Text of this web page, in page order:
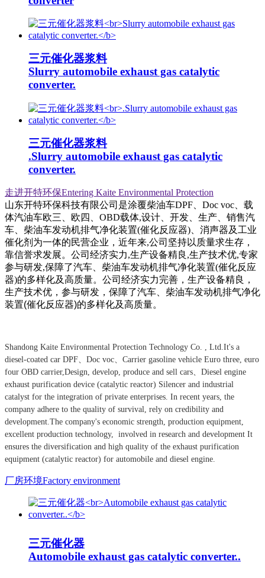
三元催化器浆料
Slurry automobile exhaust gas catalytic
converter.
三元催化器浆料
.Slurry automobile exhaust gas catalytic
converter.
走进开特环保Entering Kaite Environmental Protection
山东开特环保科技有限公司是涂覆柴油车DPF、Doc voc、载
体汽油车欧三、欧四、OBD载体,设计、开发、生产、销售汽
车、柴油车发动机排气净化装置(催化反应器)、消声器及工业
催化剂为一体的民营企业，近年来,公司坚持以质量求生存，
靠信誉求发展。公司经济实力,生产设备精良,生产技术优,专家
参与研发,保障了汽车、柴油车发动机排气净化装置(催化反应
器)的多样化及高质量。 公司经济实力完善，生产设备精良，
生产技术优，参与研发，保障了汽车、柴油车发动机排气净化
装置(催化反应器)的多样化及高质量。
Shandong Kaite Environmental Protection Technology Co. , Ltd.It's a
diesel-coated car DPF、Doc voc、 Carrier gasoline vehicle Euro three, euro
four OBD carrier,Design, develop, produce and sell cars、 Diesel engine
exhaust purification device (catalytic reactor) Silencer and industrial
catalyst for the integration of private enterprises. In recent years, the
company adhere to the quality of survival, rely on credibility and
development.The company's economic strength, production equipment,
excellent production technology, involved in research and development It
ensures the diversification and high quality of the exhaust purification
equipment (catalytic reactor) for automobile and diesel engine.
厂房环境Factory environment
三元催化器
Automobile exhaust gas catalytic converter..